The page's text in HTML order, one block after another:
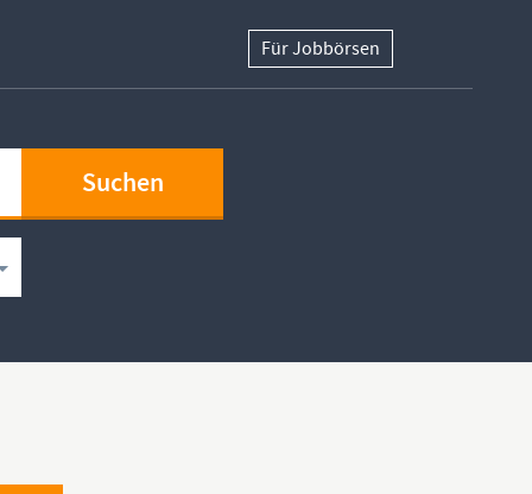
Für Jobbörsen